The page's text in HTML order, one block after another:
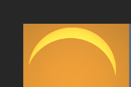
tym roku, trudno bowiem w
przypadek takiego sierpnia,
kumulacją wspaniałości na
najsłynniejszy rój meteorów nie
tyle fakt, że będzie on otoczony